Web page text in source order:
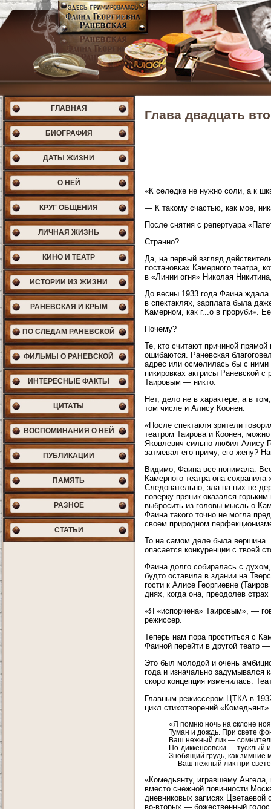
ГЛАВНАЯ
БИОГРАФИЯ
ДАТЫ ЖИЗНИ
О НЕЙ
КРУГ ОБЩЕНИЯ
ЛИЧНАЯ ЖИЗНЬ
КИНО И ТЕАТР
ИСТОРИИ ИЗ ЖИЗНИ
РАНЕВСКАЯ И КРЫМ
ПО СЛЕДАМ РАНЕВСКОЙ
ФИЛЬМЫ О РАНЕВСКОЙ
ИНТЕРЕСНЫЕ ФАКТЫ
ЦИТАТЫ
ВОСПОМИНАНИЯ О НЕЙ
ПУБЛИКАЦИИ
ПАМЯТЬ
РАЗНОЕ
СТАТЬИ
Глава двадцать
«К селедке не нужно соли, а к
— К такому счастью, как мое,
После снятия с репертуара
Странно?
Да, на первый взгляд
постановках Камерного театра,
в «Линии огня» Николая
До весны 1933 года Фаина ждала
в спектаклях, зарплата была
Камерном, как г...о в проруби».
Почему?
Те, кто считают причиной
ошибаются. Раневская
адрес или осмелилась бы с
пикировках актрисы Раневской
Таировым — никто.
Нет, дело не в характере, а в
том числе и Алису Коонен.
«После спектакля зрители
театром Таирова и Коонен,
Яковлевич сильно любил Алису
затмевал его приму, его жену?
Видимо, Фаина все понимала.
Камерного театра она
Следовательно, зла на них не
поверку пряник оказался
выбросить из головы мысль о
Фаина такого точно не могла
своем природном
То на самом деле была вершина.
опасается конкуренции с твоей
Фаина долго собиралась с
будто оставила в здании на
гости к Алисе Георгиевне
днях, когда она, преодолев
«Я «испорчена» Таировым», —
режиссер.
Теперь нам пора проститься с
Фаиной перейти в другой театр
Это был молодой и очень
года и изначально задумывался
скоро концепция изменилась.
Главным режиссером ЦТКА в
цикл стихотворений
«Я помню ночь на склоне
Туман и дождь. При свете
Ваш нежный лик —
По-диккенсовски — тусклый
Знобящий грудь, как зимние
— Ваш нежный лик при
«Комедьянту, игравшему
вместо снежной повинности
дневниковых записях Цветаевой
во-вторых — божественный